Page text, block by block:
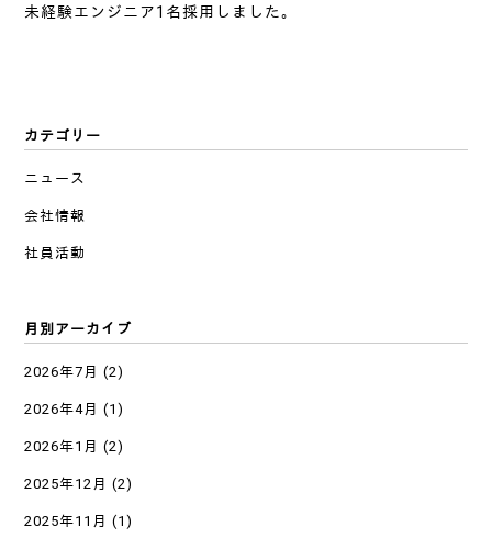
未経験エンジニア1名採用しました。
カテゴリー
ニュース
会社情報
社員活動
月別アーカイブ
2026年7月 (2)
2026年4月 (1)
2026年1月 (2)
2025年12月 (2)
2025年11月 (1)